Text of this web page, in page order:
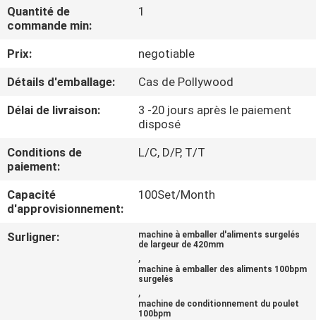
VISITE
D'USINE
CONTRÔLE
DE
QUALITÉ
CONTACTEZ-
NOUS
Quantité de
commande min:
1
Prix:
negotiable
Détails d'emballage:
Cas de Pollywood
Délai de livraison:
3 -20 jours après le paiement
disposé
Conditions de
paiement:
L/C, D/P, T/T
Capacité
d'approvisionnement:
100Set/Month
Surligner:
machine à emballer d'aliments surgelés
de largeur de 420mm
,
machine à emballer des aliments 100bpm
surgelés
,
machine de conditionnement du poulet
100bpm